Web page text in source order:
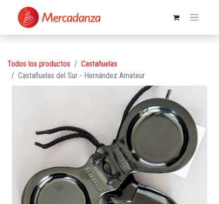
Todos los productos
Castañuelas
Castañuelas del Sur - Hernández Amateur